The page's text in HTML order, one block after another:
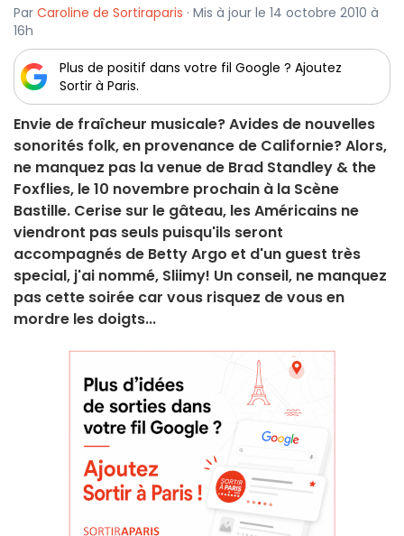
Par Caroline de Sortiraparis · Mis à jour le 14 octobre 2010 à
16h
Plus de positif dans votre fil Google ? Ajoutez
Sortir à Paris.
Envie de fraîcheur musicale? Avides de nouvelles
sonorités folk, en provenance de Californie? Alors,
ne manquez pas la venue de Brad Standley & the
Foxflies, le 10 novembre prochain à la Scène
Bastille. Cerise sur le gâteau, les Américains ne
viendront pas seuls puisqu'ils seront
accompagnés de Betty Argo et d'un guest très
special, j'ai nommé, Sliimy! Un conseil, ne manquez
pas cette soirée car vous risquez de vous en
mordre les doigts...